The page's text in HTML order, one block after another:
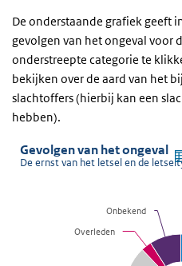
De onderstaande grafiek geeft
gevolgen van het ongeval voor
onderstreepte categorie te
bekijken over de aard van het
slachtoffers (hierbij kan een
hebben).